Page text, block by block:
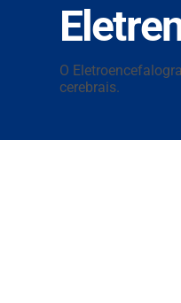
O
cerebrais.